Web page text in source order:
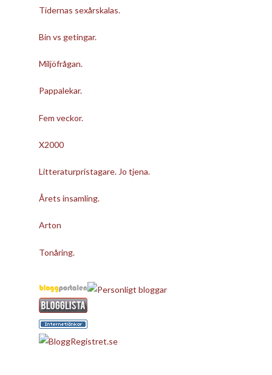
Tidernas sexårskalas.
Bin vs getingar.
Miljöfrågan.
Pappalekar.
Fem veckor.
X2000
Litteraturpristagare. Jo tjena.
Årets insamling.
Arton
Tonåring.